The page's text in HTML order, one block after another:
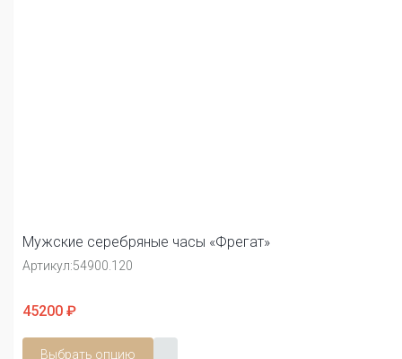
Мужские серебряные часы «Фрегат»
Артикул:54900.120
45200 ₽
Выбрать опцию